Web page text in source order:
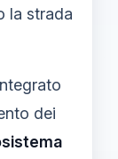
la strada
dei